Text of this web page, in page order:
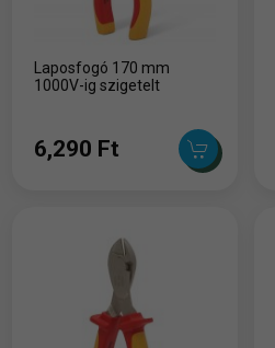
Laposfogó 170 mm
1000V-ig szigetelt
6,290 Ft